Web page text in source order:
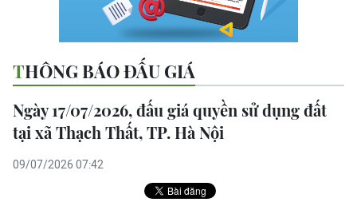
THÔNG BÁO ĐẤU GIÁ
Ngày 17/07/2026, đấu giá quyền sử dụng đất
tại xã Thạch Thất, TP. Hà Nội
09/07/2026 07:42